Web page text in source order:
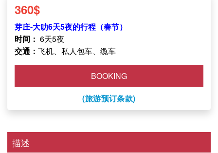
360$
芽庄-大叻6天5夜的行程（春节）
时间： 6天5夜
交通： 飞机、私人包车、缆车
BOOKING
(旅游预订条款)
描述